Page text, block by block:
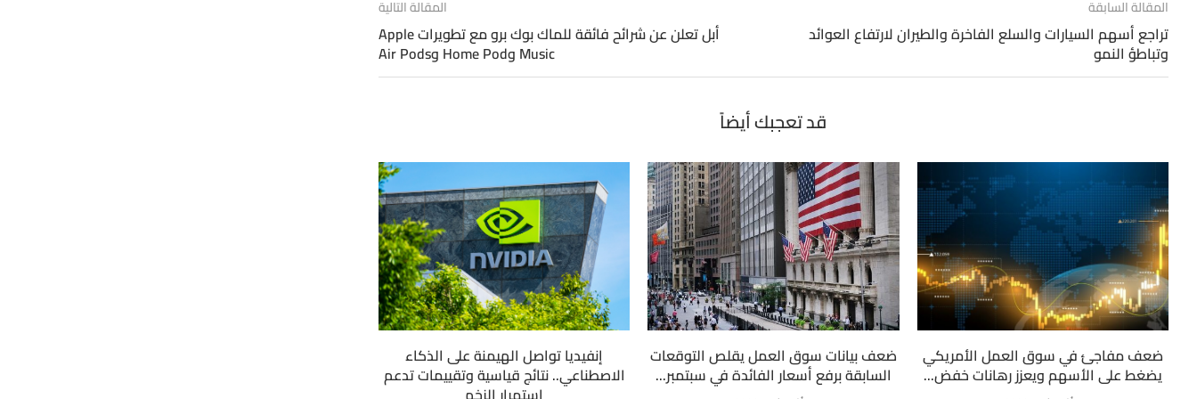
المقالة السابقة
تراجع أسهم السيارات والسلع الفاخرة والطيران لارتفاع العوائد
وتباطؤ النمو
المقالة التالية
أبل تعلن عن شرائح فائقة للماك بوك برو مع تطويرات Apple
Music وHome Pod وAir Pods
قد تعجبك أيضاً
إنفيديا تواصل الهيمنة على الذكاء
الاصطناعي.. نتائج قياسية وتقييمات تدعم
ضعف بيانات سوق العمل يقلص التوقعات
السابقة برفع أسعار الفائدة في سبتمبر...
ضعف مفاجئ في سوق العمل الأمريكي
يضغط على الأسهم ويعزز رهانات خفض...